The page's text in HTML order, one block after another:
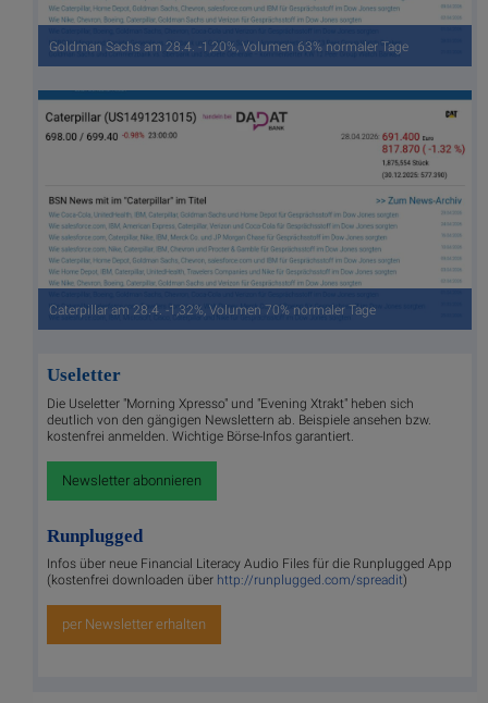
Goldman Sachs am 28.4. -1,20%, Volumen 63% normaler Tage
Caterpillar am 28.4. -1,32%, Volumen 70% normaler Tage
Useletter
Die Useletter "Morning Xpresso" und "Evening Xtrakt" heben sich
deutlich von den gängigen Newslettern ab. Beispiele ansehen bzw.
kostenfrei anmelden. Wichtige Börse-Infos garantiert.
Newsletter abonnieren
Runplugged
Infos über neue Financial Literacy Audio Files für die Runplugged App
(kostenfrei downloaden über http://runplugged.com/spreadit)
per Newsletter erhalten